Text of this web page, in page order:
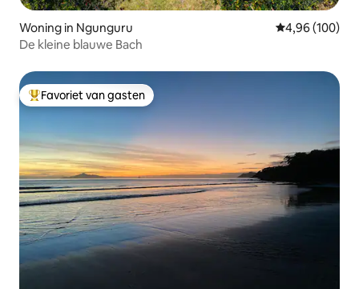
Woning in Ngunguru Gemiddelde
4,96 (100)
De kleine blauwe Bach
Topfavoriet van gasten
Favoriet van gasten